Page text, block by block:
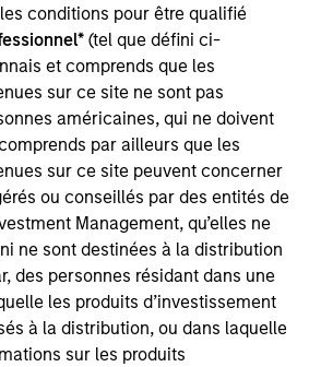
conditions pour être qualifié
(tel que défini ci-
et comprends que les
sur ce site ne sont pas
américaines, qui ne doivent
par ailleurs que les
sur ce site peuvent concerner
ou conseillés par des entités de
Management, qu’elles ne
ne sont destinées à la distribution
des personnes résidant dans une
les produits d’investissement
à la distribution, ou dans laquelle
sur les produits
is a specialized
based in India that is
and export of
and Active Pharma
Equity Asia